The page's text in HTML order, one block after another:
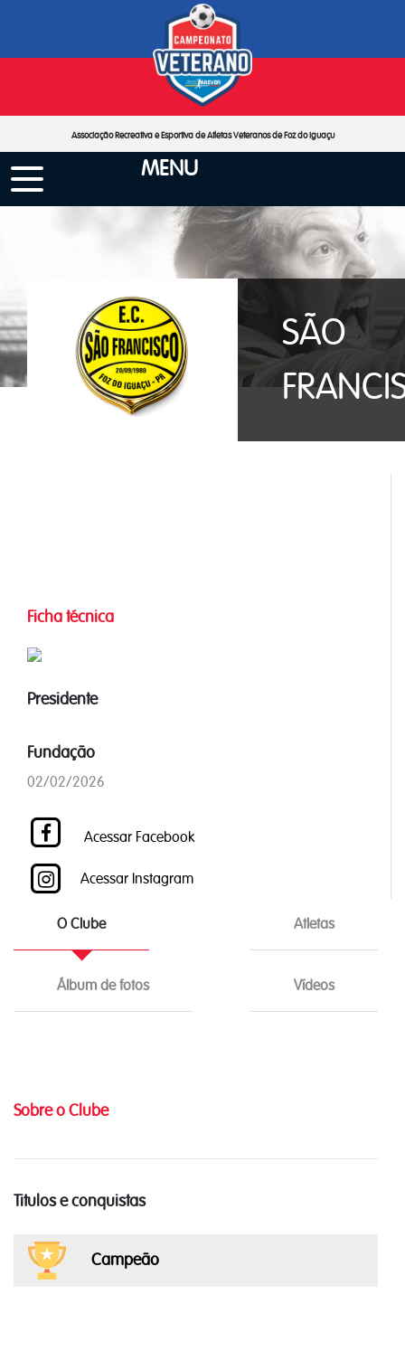
Associação Recreativa e Esportiva de Atletas Veteranos de Foz do Iguaçu
MENU
SÃO
Ficha técnica
Presidente
Fundação
02/02/2026
Acessar Facebook
Acessar Instagram
O Clube Atletas
Álbum de fotos Vídeos
Sobre o Clube
Titulos e conquistas
Campeão